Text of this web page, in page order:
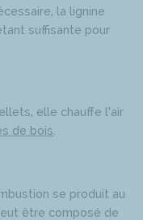
la lignine
suffisante pour
elle chauffe l’air
de bois
se produit au
être composé de